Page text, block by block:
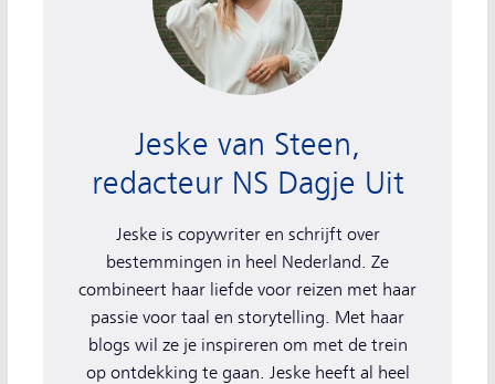
Jeske is copywriter en schrijft over
bestemmingen in heel Nederland. Ze
combineert haar liefde voor reizen met haar
passie voor taal en storytelling. Met haar
blogs wil ze je inspireren om met de trein
op ontdekking te gaan. Jeske heeft al heel
Jeske van Steen,
redacteur NS Dagje Uit